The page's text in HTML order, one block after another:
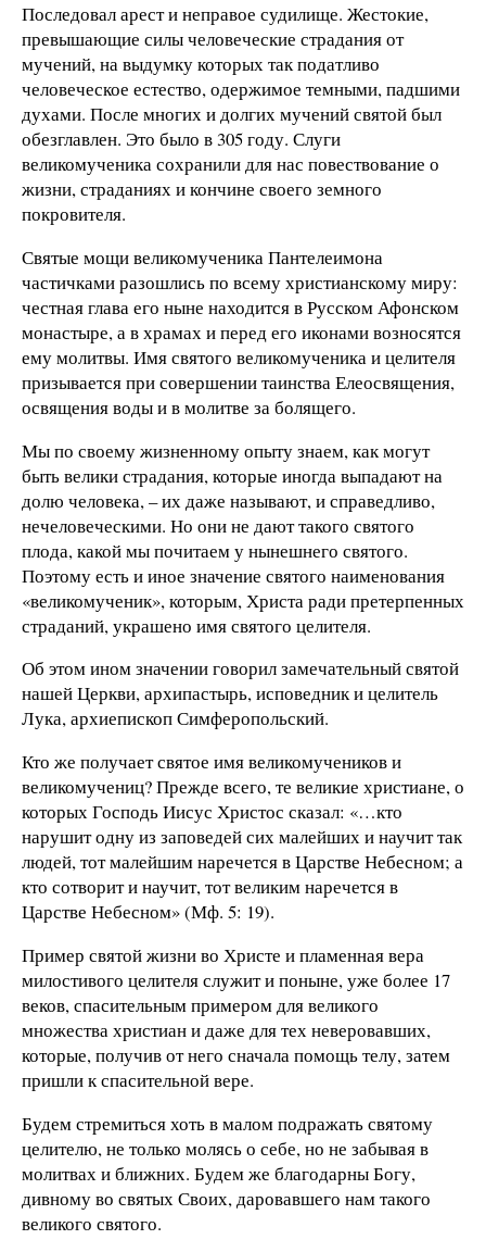
Последовал арест и неправое судилище. Жестокие,
превышающие силы человеческие страдания от
мучений, на выдумку которых так податливо
человеческое естество, одержимое темными, падшими
духами. После многих и долгих мучений святой был
обезглавлен. Это было в 305 году. Слуги
великомученика сохранили для нас повествование о
жизни, страданиях и кончине своего земного
покровителя.
Святые мощи великомученика Пантелеимона
частичками разошлись по всему христианскому миру:
честная глава его ныне находится в Русском Афонском
монастыре, а в храмах и перед его иконами возносятся
ему молитвы. Имя святого великомученика и целителя
призывается при совершении таинства Елеосвящения,
освящения воды и в молитве за болящего.
Мы по своему жизненному опыту знаем, как могут
быть велики страдания, которые иногда выпадают на
долю человека, – их даже называют, и справедливо,
нечеловеческими. Но они не дают такого святого
плода, какой мы почитаем у нынешнего святого.
Поэтому есть и иное значение святого наименования
«великомученик», которым, Христа ради претерпенных
страданий, украшено имя святого целителя.
Об этом ином значении говорил замечательный святой
нашей Церкви, архипастырь, исповедник и целитель
Лука, архиепископ Симферопольский.
Кто же получает святое имя великомучеников и
великомучениц? Прежде всего, те великие христиане, о
которых Господь Иисус Христос сказал: «…кто
нарушит одну из заповедей сих малейших и научит так
людей, тот малейшим наречется в Царстве Небесном; а
кто сотворит и научит, тот великим наречется в
Царстве Небесном» (Мф. 5: 19).
Пример святой жизни во Христе и пламенная вера
милостивого целителя служит и поныне, уже более 17
веков, спасительным примером для великого
множества христиан и даже для тех неверовавших,
которые, получив от него сначала помощь телу, затем
пришли к спасительной вере.
Будем стремиться хоть в малом подражать святому
целителю, не только молясь о себе, но не забывая в
молитвах и ближних. Будем же благодарны Богу,
дивному во святых Своих, даровавшего нам такого
великого святого.